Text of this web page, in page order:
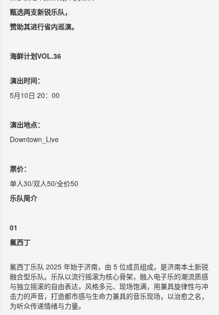
甄选两支新锐乐队，
赞助其进行省内巡演。
海鲜计划VOL.36
演出时间：
5月10日 20：00
演出地点：
Downtown_Live
票价：
单人30/双人50/全价50
乐队简介
01
氟西丁
氟西丁乐队 2025 年始于济南，由 5 位成员组成，是济南本土新锐
融合型乐队。乐队以流行摇滚为核心骨架，融入电子乐的潮流质感
与独立摇滚的自由表达，风格多元、现场饱满，用兼具旋律性与冲
击力的声音，打造都市感与生命力兼具的音乐现场，以治愈之名，
为听众传递情绪与力量。